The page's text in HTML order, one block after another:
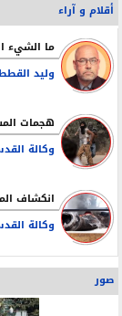
أقلام و آراء
ما الشيء
وليد
وكالة
انكشاف
وكالة
صور